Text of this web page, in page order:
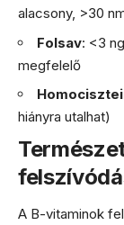
alacsony, >30
Folsav: <3
megfelelő
hiányra utalhat)
A B-vitaminok